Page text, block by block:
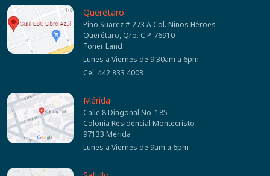
Querétaro
Pino Suarez # 273 A Col. Niños Héroes
Querétaro, Qro. C.P. 76910
Toner Land
Lunes a Viernes de 9:30am a 6pm
Cel: 442 833 4003
Mérida
Calle 8 Diagonal No. 185
Colonia Residencial Montecristo
97133 Mérida
Lunes a Viernes de 9am a 6pm